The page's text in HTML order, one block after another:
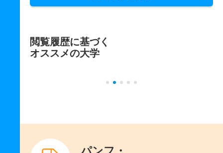
閲覧履歴に基づく
オススメの大学